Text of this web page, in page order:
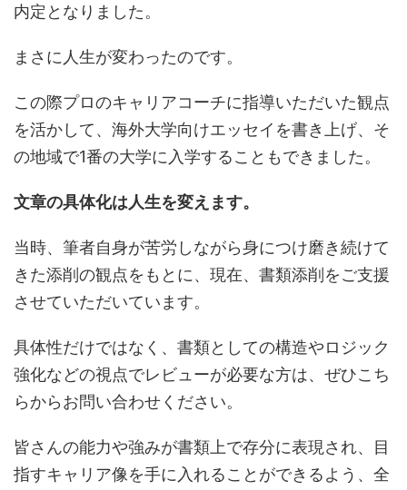
内定となりました。
まさに人生が変わったのです。
この際プロのキャリアコーチに指導いただいた観点
を活かして、海外大学向けエッセイを書き上げ、そ
の地域で1番の大学に入学することもできました。
文章の具体化は人生を変えます。
当時、筆者自身が苦労しながら身につけ磨き続けて
きた添削の観点をもとに、現在、書類添削をご支援
させていただいています。
具体性だけではなく、書類としての構造やロジック
強化などの視点でレビューが必要な方は、ぜひこち
らからお問い合わせください。
皆さんの能力や強みが書類上で存分に表現され、目
指すキャリア像を手に入れることができるよう、全